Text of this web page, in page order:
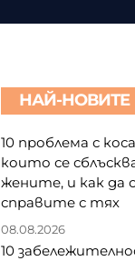
НАЙ-НОВИТЕ
10 проблема с
които се
жените, и как да
справите с тях
08.08.2026
10